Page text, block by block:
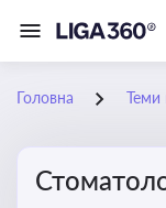
Головна Теми